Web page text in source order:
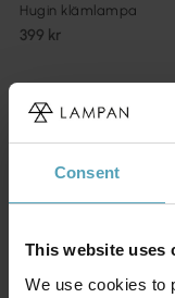
Consent
This website uses
We use cookies to
Hugin klämlampa
399 kr